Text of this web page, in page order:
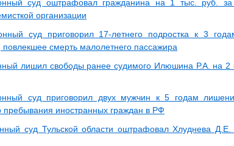
суд оштрафовал гражданина на 1 тыc. руб. за
организации
суд приговорил 17-летнего подростка к 3
смерть малолетнего пассажира
лишил свободы ранее судимого Илюшина Р.А. на 2
суд приговорил двух мужчин к 5 годам
пребывания иностранных граждан в РФ
суд Тульской области оштрафовал Хлуднева